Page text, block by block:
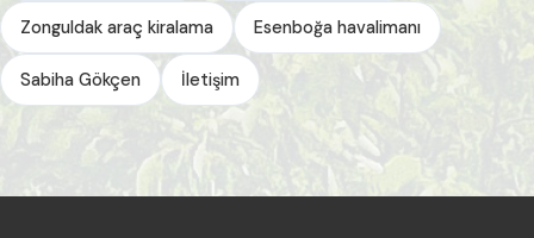
Zonguldak araç kiralama Esenboğa havalimanı
Sabiha Gökçen İletişim